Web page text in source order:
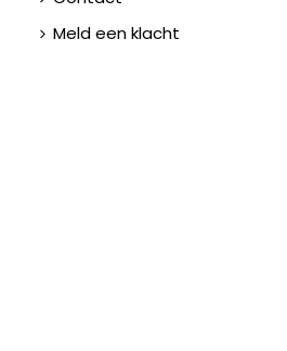
Meld een klacht